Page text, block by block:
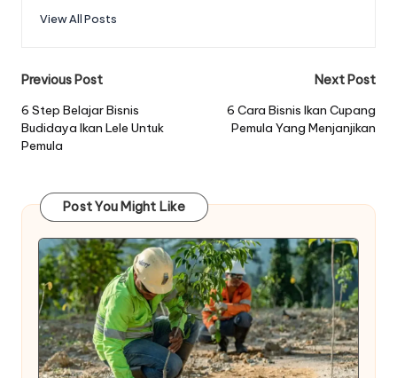
View All Posts
Post
navigation
Previous Post
6 Step Belajar Bisnis
Budidaya Ikan Lele Untuk
Pemula
Next Post
6 Cara Bisnis Ikan Cupang
Pemula Yang Menjanjikan
Post You Might Like